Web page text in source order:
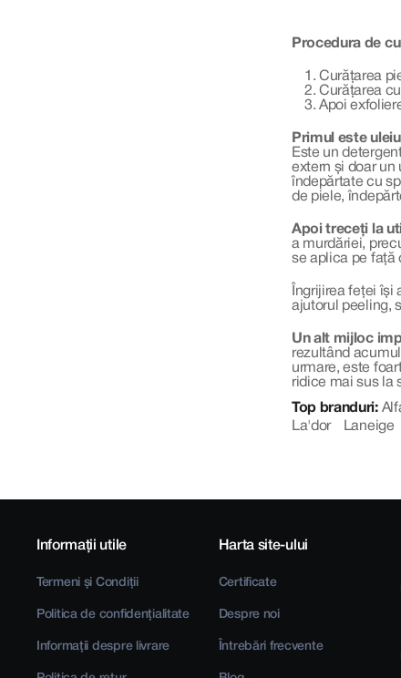
Procedura de
Curățarea
Curățarea
Apoi
Primul este
Este un
extern și doar un
îndepărtate cu
de piele,
Apoi treceți la
a murdăriei,
se aplica pe față
Îngrijirea feței
ajutorul peeling,
Un alt mijloc
rezultând
urmare, este
ridice mai sus la
Top branduri:
La'dor
Laneige
Informații utile
Termeni și Condiții
Politica de confidențialitate
Informații despre livrare
Harta site-ului
Certificate
Despre noi
Întrebări frecvente